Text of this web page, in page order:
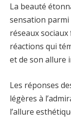
La beauté
sensation parmi
réseaux
réactions qui
et de son allure
Les réponses
légères à
l’allure